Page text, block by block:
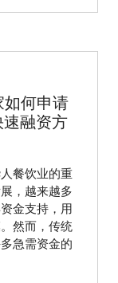
如何申请
融资方
餐饮业的重
，越来越多
金支持，用
然而，传统
急需资金的